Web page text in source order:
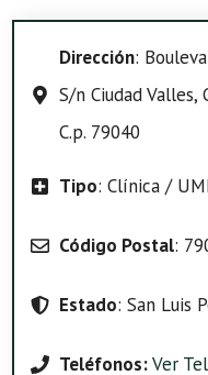
Dirección:
S/n Ciudad Valles,
C.p. 79040
Tipo: Clínica /
Código Postal:
Estado: San Luis
Teléfonos:Ver